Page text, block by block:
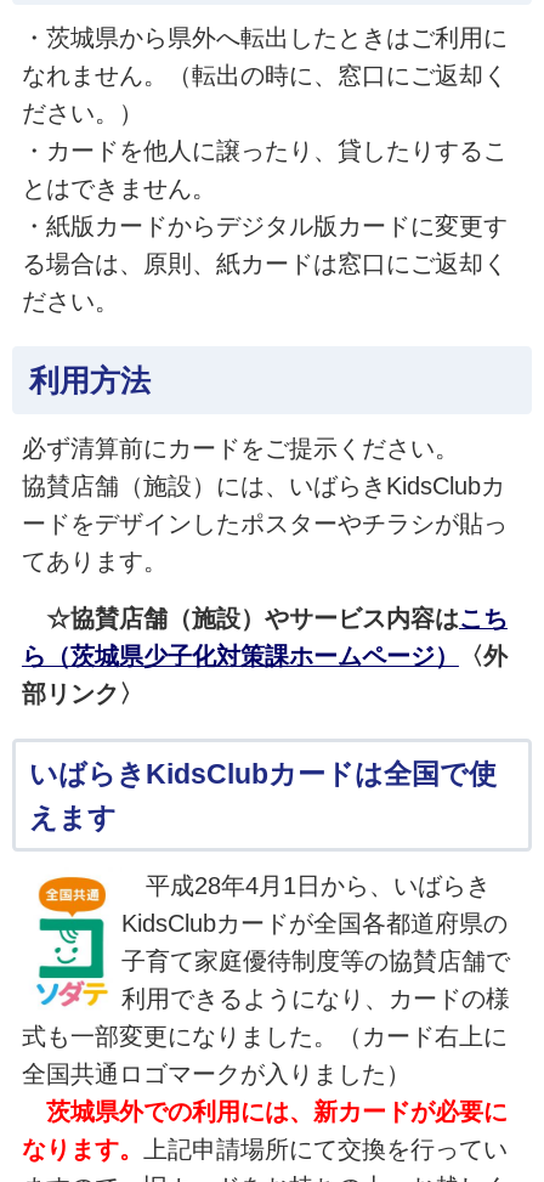
・茨城県から県外へ転出したときはご利用に
なれません。（転出の時に、窓口にご返却く
ださい。）
・カードを他人に譲ったり、貸したりするこ
とはできません。
・紙版カードからデジタル版カードに変更す
る場合は、原則、紙カードは窓口にご返却く
ださい。
利用方法
必ず清算前にカードをご提示ください。
協賛店舗（施設）には、いばらきKidsClubカ
ードをデザインしたポスターやチラシが貼っ
てあります。
☆協賛店舗（施設）やサービス内容はこち
ら（茨城県少子化対策課ホームページ）
〈外
部リンク〉
いばらきKidsClubカードは全国で使
えます
平成28年4月1日から、いばらき
KidsClubカードが全国各都道府県の
子育て家庭優待制度等の協賛店舗で
利用できるようになり、カードの様
式も一部変更になりました。（カード右上に
全国共通ロゴマークが入りました）
茨城県外での利用には、新カードが必要に
なります。
上記申請場所にて交換を行ってい